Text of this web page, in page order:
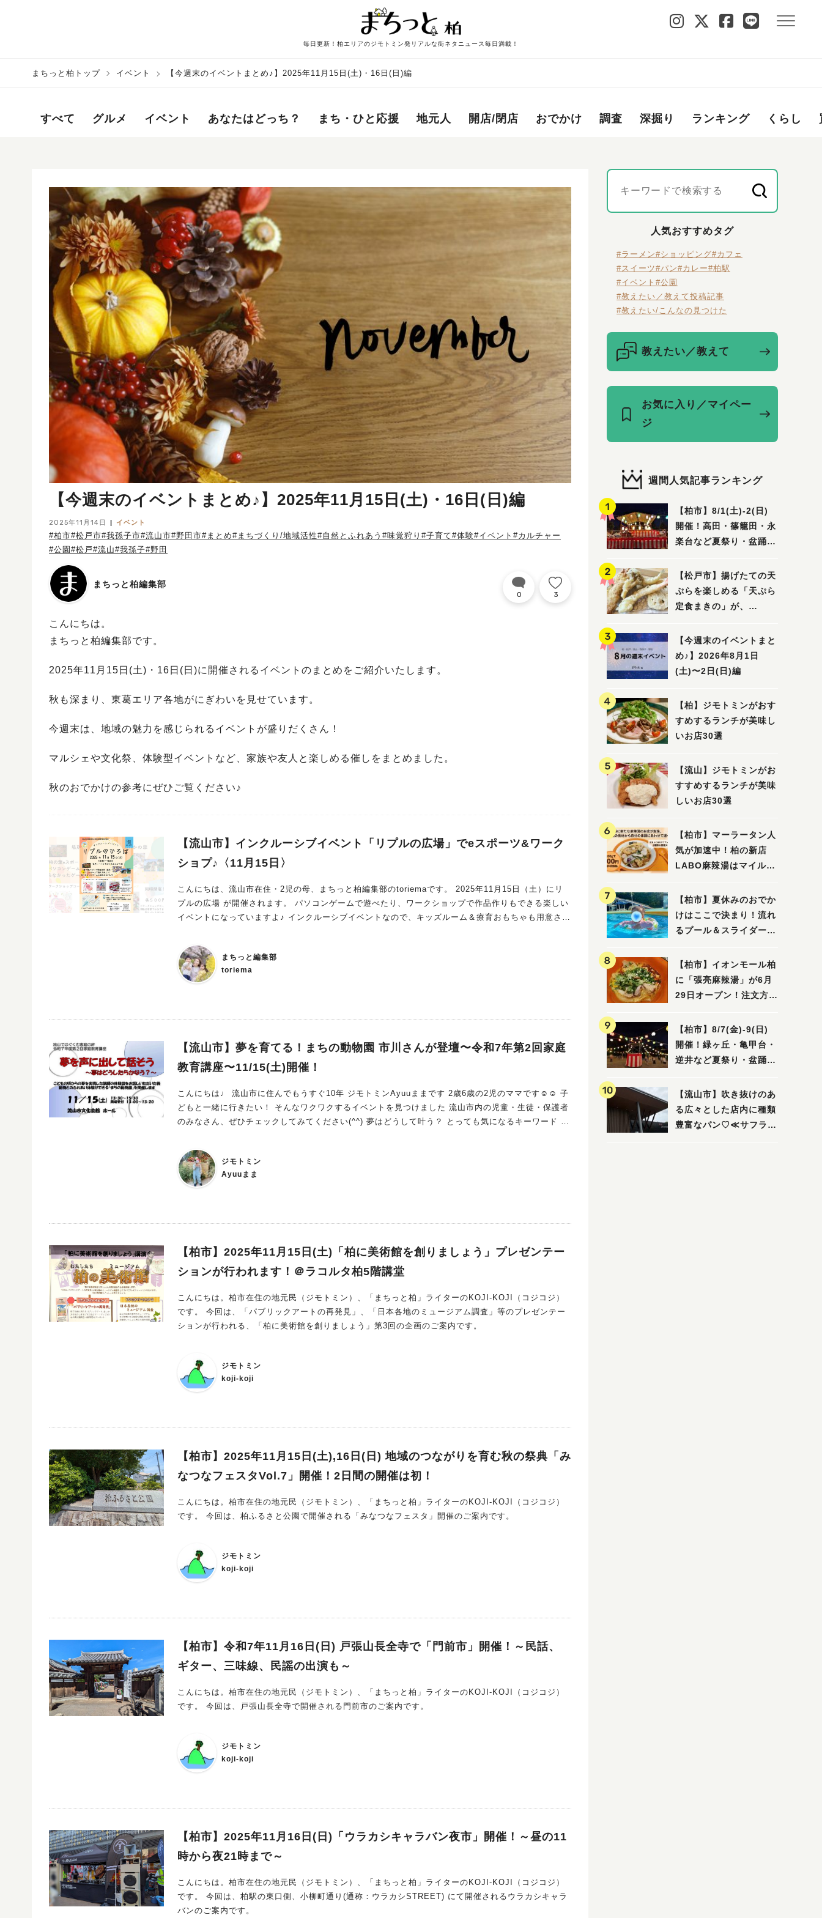
毎日更新！柏エリアのジモトミン発リアルな街ネタニュース毎日満載！
まちっと柏トップ イベント 【今週末のイベントまとめ♪】2025年11月15日(土)・16日(日)編
すべて グルメ イベント あなたはどっち？ まち・ひと応援 地元人 開店/閉店 おでかけ 調査 深掘り ランキング くらし
【今週末のイベントまとめ♪】2025年11月15日(土)・16日(日)編
2025年11月14日 イベント
#柏市#松戸市#我孫子市#流山市#野田市#まとめ#まちづくり/地域活性#自然とふれあう #味覚狩り #子育て#体験#イベント #カルチャー
#公園 #松戸#流山#我孫子#野田
まちっと柏編集部
0 3
こんにちは。
まちっと柏編集部です。
2025年11月15日(土)・16日(日)に開催されるイベントのまとめをご紹介いたします。
秋も深まり、東葛エリア各地がにぎわいを見せています。
今週末は、地域の魅力を感じられるイベントが盛りだくさん！
マルシェや文化祭、体験型イベントなど、家族や友人と楽しめる催しをまとめました。
秋のおでかけの参考にぜひご覧ください♪
【流山市】インクルーシブイベント「リプルの広場」でeスポーツ&ワーク
ショプ♪〈11月15日〉
こんにちは、流山市在住・2児の母、まちっと柏編集部のtoriemaです。 2025年11月15日（土）にリ
プルの広場 が開催されます。 パソコンゲームで遊べたり、ワークショップで作品作りもできる楽しい
イベントになっていますよ♪ インクルーシブイベントなので、キッズルーム＆療育おもちゃも用意され
mで見る リプル流山(@ripple.nagareyama)がシェアした投稿 日時：2025年11月15日（土）10:30〜
16:00 会場：パルひろば⭐︎おおたかの森 入場：1家族200円 ワークショップ：各500円 主催：リプル流
山 @ripple.nagareyama eスポーツをやってみよう！ 柏の葉eスポーツ研究会さんが提供する、太鼓
ーム＆療育おもちゃもあります。 小学生以上であれば、子どものみ参加もOK！ （その場合、保護者
プルの広場」はインクルーシブイベント！ どんな子でも楽しく遊べる環境が整っていますよ。 気にな
まちっと編集部
toriema
【流山市】夢を育てる！まちの動物園 市川さんが登壇〜令和7年第2回家庭
教育講座〜11/15(土)開催！
こんにちは♩ 流山市に住んでもうすぐ10年 ジモトミンAyuuままです 2歳6歳の2児のママです☺︎☺︎ 子
どもと一緒に行きたい！ そんなワクワクするイベントを見つけました 流山市内の児童・生徒・保護者
のみなさん、ぜひチェックしてみてください(^^) 夢はどうして叶う？ とっても気になるキーワード 子
子どもに見せていきたいなと思っています そんな時にぴったりな講座を発見！ 講師は、わが家も大フ
ァンで、これまで密着取材もしてきた 移動型動物園として流山市を拠点に活動している 「まちの動物
園」代表・市川正喜さん（株式会社あにもる） 動物とのふれあいを通して“命と夢を育てる”活動を続
15:30（開場 13:00） ▶︎会場 流山市文化会館 ホール ▶︎ 講師 市川正喜さん（株式会社あにもる 代表取
（親子での参加歓迎） ▶︎ 託児：なし ▶︎手話通訳：あり ▶︎要約筆記：あり ▶︎定員 ・市内小中学校の児
不要（無料） 申込み方法（事前申込制） 以下のリンクからお申し込みください ▶︎市内小中学校の児
童・生徒・保護者の方はこちら 申し込みフォーム（150人先着） ▶︎市内在住・在勤・在学の方はこち
るはず ぜひ、ご家族で参加してみてください(^^) 流山市公式HP イベント詳細はこちら 講師は「ま
ちの動物園」代表・市川正喜さん 子どもの頃の“夢”を実現した市川さん 現在は「株式会社あにもる」
代表として、移動型動物園「まちの動物園」を運営しています 流山市を拠点に、幼稚園や学校、介護
ちは動物たちのぬくもりにすっかり夢中 市川さんの優しい語り口と動物への愛情が、いつも心に響き
別体験も開催！ 登場予定の動物たちは、カピバラ・ウサギ・ヤギ・モルモットなど 「かわいい〜！」
「ふわふわ！」と声があふれる親子体験になること間違いなし “夢を語る”だけでなく、“命にふれる”こ
んか？ 子どもの“夢”を応援しながら、 親である私たち自身も“夢を思い出す時間”になりそうです 市川
さんの言葉には、挑戦する勇気とやさしさがあふれています そして動物たちとのふれあいを通して、
ジモトミン
Ayuuまま
【柏市】2025年11月15日(土)「柏に美術館を創りましょう」プレゼンテー
ションが行われます！＠ラコルタ柏5階講堂
こんにちは。柏市在住の地元民（ジモトミン）、「まちっと柏」ライターのKOJI-KOJI（コジコジ）
です。 今回は、「パブリックアートの再発見」、「日本各地のミュージアム調査」等のプレゼンテー
ションが行われる、「柏に美術館を創りましょう」第3回の企画のご案内です。
ジモトミン
koji-koji
【柏市】2025年11月15日(土),16日(日) 地域のつながりを育む秋の祭典「み
なつなフェスタVol.7」開催！2日間の開催は初！
こんにちは。柏市在住の地元民（ジモトミン）、「まちっと柏」ライターのKOJI-KOJI（コジコジ）
です。 今回は、柏ふるさと公園で開催される「みなつなフェスタ」開催のご案内です。
ジモトミン
koji-koji
【柏市】令和7年11月16日(日) 戸張山長全寺で「門前市」開催！～民話、
ギター、三味線、民謡の出演も～
こんにちは。柏市在住の地元民（ジモトミン）、「まちっと柏」ライターのKOJI-KOJI（コジコジ）
です。 今回は、戸張山長全寺で開催される門前市のご案内です。
ジモトミン
koji-koji
【柏市】2025年11月16日(日)「ウラカシキャラバン夜市」開催！～昼の11
時から夜21時まで～
こんにちは。柏市在住の地元民（ジモトミン）、「まちっと柏」ライターのKOJI-KOJI（コジコジ）
です。 今回は、柏駅の東口側、小柳町通り(通称：ウラカシSTREET) にて開催されるウラカシキャラ
バンのご案内です。
人気おすすめタグ
#ラーメン#ショッピング#カフェ
#スイーツ#パン#カレー#柏駅
#イベント #公園
#教えたい／教えて投稿記事
#教えたい/こんなの見つけた
教えたい／教えて
お気に入り／マイペー
ジ
週間人気記事ランキング
【柏市】8/1(土)‐2(日)
開催！高田・篠籠田・永
楽台など夏祭り・盆踊り
【松戸市】揚げたての天
ぷらを楽しめる「天ぷら
定食まきの」が、
【今週末のイベントまと
め♪】2026年8月1日
(土)〜2日(日)編
【柏】ジモトミンがおす
すめするランチが美味し
いお店30選
【流山】ジモトミンがお
すすめするランチが美味
しいお店30選
【柏市】マーラータン人
気が加速中！柏の新店
LABO麻辣湯はマイルド
【柏市】夏休みのおでか
けはここで決まり！流れ
るプール＆スライダーに
ル」を親子で満喫してき
ました！
【柏市】イオンモール柏
に「張亮麻辣湯」が6月
29日オープン！注文方法
ビュー
【柏市】8/7(金)‐9(日)
開催！緑ヶ丘・亀甲台・
逆井など夏祭り・盆踊り
【流山市】吹き抜けのあ
る広々とした店内に種類
豊富なパン♡≪サフラン